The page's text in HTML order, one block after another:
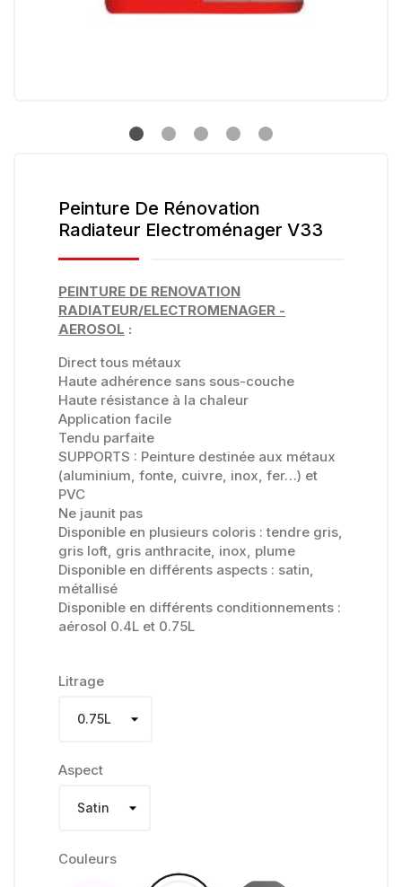
Peinture De Rénovation
Radiateur Electroménager V33
PEINTURE DE RENOVATION
RADIATEUR/ELECTROMENAGER -
AEROSOL :
Direct tous métaux
Haute adhérence sans sous-couche
Haute résistance à la chaleur
Application facile
Tendu parfaite
SUPPORTS : Peinture destinée aux métaux
(aluminium, fonte, cuivre, inox, fer…) et
PVC
Ne jaunit pas
Disponible en plusieurs coloris : tendre gris,
gris loft, gris anthracite, inox, plume
Disponible en différents aspects : satin,
métallisé
Disponible en différents conditionnements :
aérosol 0.4L et 0.75L
Litrage
Aspect
Couleurs